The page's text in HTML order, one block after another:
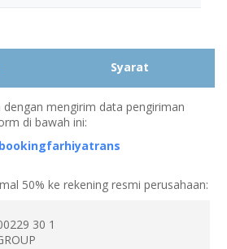
Syarat
mengirim data pengiriman
di bawah ini:
50% ke rekening resmi perusahaan:
30 1